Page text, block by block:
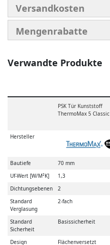
Versandkosten
Mengenrabatte
Verwandte Produkte
PSK Tür Kunststoff
ThermoMax 5 Classic
Hersteller
Bautiefe 70 mm
Uf-Wert [W/M²K]
1,3
Dichtungsebenen
2
Standard
Verglasung
2-fach
Standard
Sicherheit
Basissicherheit
Design Flächenversetzt